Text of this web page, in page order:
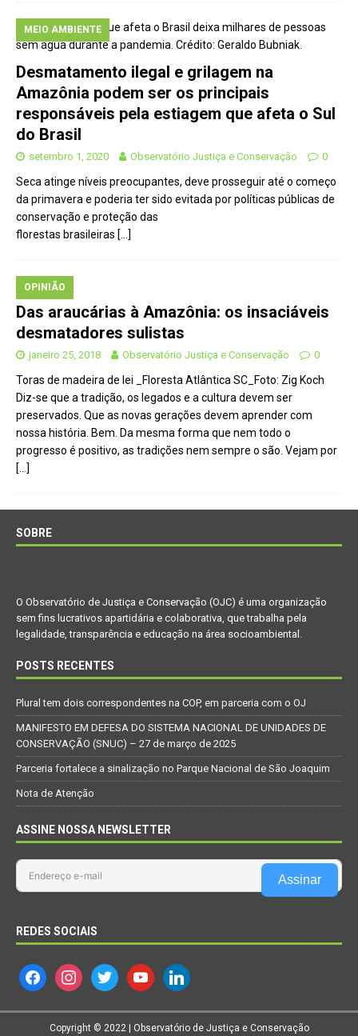
MEIO AMBIENTE
Desmatamento ilegal e grilagem na
Amazônia podem ser os principais
responsáveis pela estiagem que afeta o Sul
do Brasil
setembro 1, 2020 Observatório Justiça e Conservação 0
Seca atinge níveis preocupantes, deve prosseguir até o começo
da primavera e poderia ter sido evitada por políticas públicas de
conservação e proteção das
florestas brasileiras […]
OPINIÃO
Das araucárias à Amazônia: os insaciáveis
desmatadores sulistas
janeiro 25, 2018 Observatório Justiça e Conservação 0
Toras de madeira de lei _Floresta Atlântica SC_Foto: Zig Koch
Diz-se que a tradição, os legados e a cultura devem ser
preservados. Que as novas gerações devem aprender com
nossa história. Bem. Da mesma forma que nem todo o
progresso é positivo, as tradições nem sempre o são. Vejam por
[…]
SOBRE
O Observatório de Justiça e Conservação (OJC) é uma organização
sem fins lucrativos apartidária e colaborativa, que trabalha pela
legalidade, transparência e educação na área socioambiental.
POSTS RECENTES
Plural tem dois correspondentes na COP, em parceria com o OJ
MANIFESTO EM DEFESA DO SISTEMA NACIONAL DE UNIDADES DE
CONSERVAÇÃO (SNUC) – 27 de março de 2025
Parceria fortalece a sinalização no Parque Nacional de São Joaquim
Nota de Atenção
ASSINE NOSSA NEWSLETTER
Assinar
REDES SOCIAIS
Copyright © 2022 | Observatório de Justiça e Conservação